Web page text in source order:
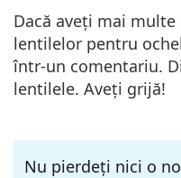
Dacă aveți mai
lentilelor pentru
într-un comentariu.
lentilele. Aveți grijă!
Nu pierdeți nici o